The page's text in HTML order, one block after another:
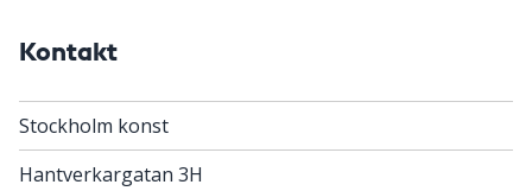
Kontakt
Stockholm konst
Hantverkargatan 3H